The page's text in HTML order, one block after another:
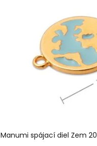
Manumi spájací diel Zem